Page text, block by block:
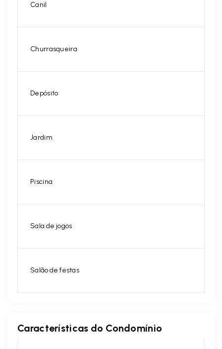
Canil
Churrasqueira
Depósito
Jardim
Piscina
Sala de jogos
Salão de festas
Características do Condomínio